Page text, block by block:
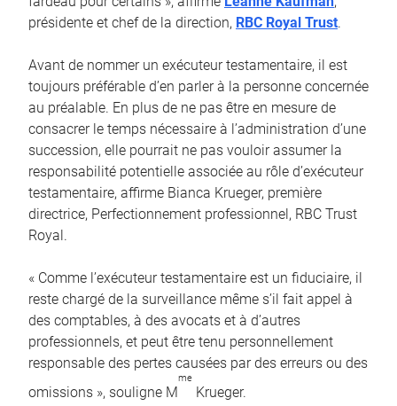
présidente et chef de la direction, RBC Royal Trust.
Avant de nommer un exécuteur testamentaire, il est
toujours préférable d’en parler à la personne concernée
au préalable. En plus de ne pas être en mesure de
consacrer le temps nécessaire à l’administration d’une
succession, elle pourrait ne pas vouloir assumer la
responsabilité potentielle associée au rôle d’exécuteur
testamentaire, affirme Bianca Krueger, première
directrice, Perfectionnement professionnel, RBC Trust
Royal.
« Comme l’exécuteur testamentaire est un fiduciaire, il
reste chargé de la surveillance même s’il fait appel à
des comptables, à des avocats et à d’autres
professionnels, et peut être tenu personnellement
responsable des pertes causées par des erreurs ou des
omissions », souligne M
me
Krueger.